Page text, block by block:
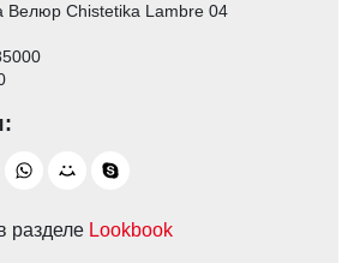
Велюр Chistetika Lambre 04
разделе Lookbook